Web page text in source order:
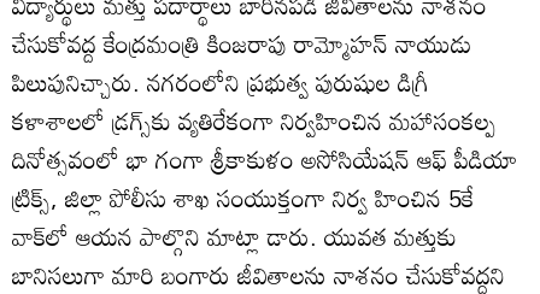
చేసుకోవద్ద కేంద్రమంత్రి కింజరాపు రామ్మోహన్‌ నాయుడు
పిలుపునిచ్చారు. నగరంలోని ప్రభుత్వ పురుషుల డిగ్రీ
కళాశాలలో డ్రగ్స్‌కు వ్యతిరేకంగా నిర్వహించిన మహాసంకల్ప
దినోత్సవంలో భా గంగా శ్రీకాకుళం అసోసియేషన్‌ ఆఫ్‌ పీడియా
ట్రిక్స్‌, జిల్లా పోలీసు శాఖ సంయుక్తంగా నిర్వ హించిన 5కే
వాక్‌లో ఆయన పాల్గొని మాట్లా డారు. యువత మత్తుకు
బానిసలుగా మారి బంగారు జీవితాలను నాశనం చేసుకోవద్దని